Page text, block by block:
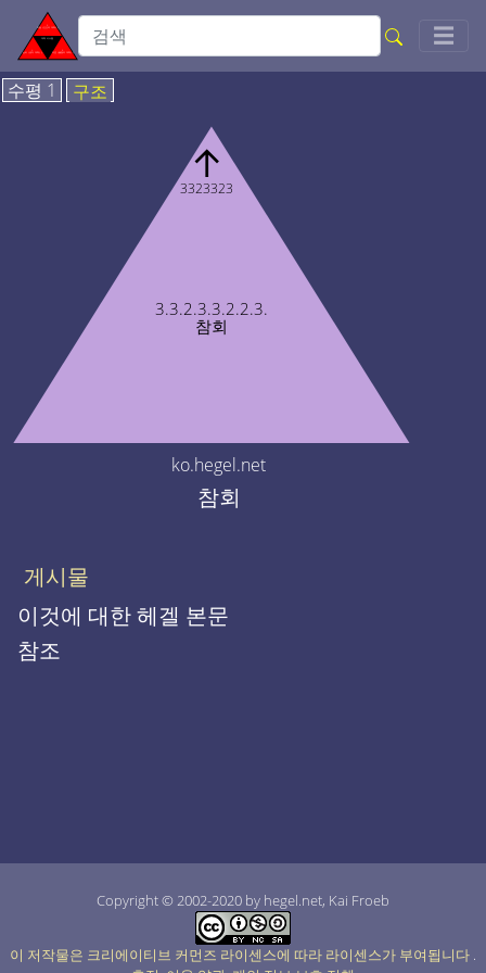
☰
수평 1 구조
3.3.2.3.3.2.2.3.
참회
↑
3323323
ko.hegel.net
참회
게시물
이것에 대한 헤겔 본문
참조
Copyright © 2002-2020 by hegel.net, Kai Froeb
이 저작물은 크리에이티브 커먼즈 라이센스에 따라 라이센스가 부여됩니다 .